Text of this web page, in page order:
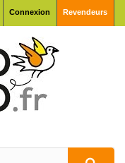
Connexion Revendeurs